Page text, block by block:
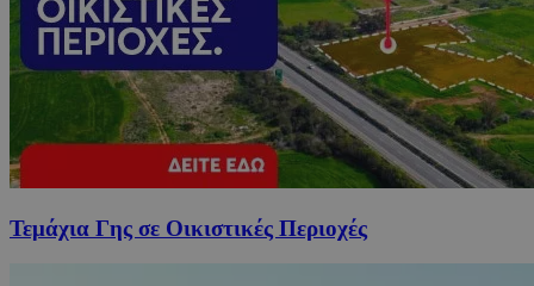
Τεμάχια Γης σε Οικιστικές Περιοχές